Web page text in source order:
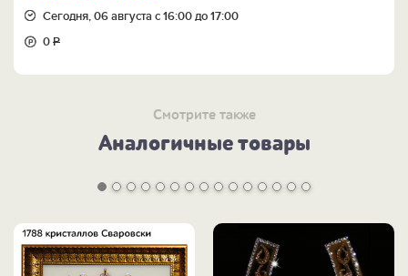
Сегодня, 06 августа с 16:00 до 17:00
0Р
Смотрите также
Аналогичные товары